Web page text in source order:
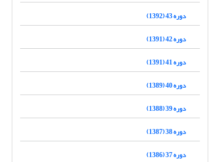
دوره 43 (1392)
دوره 42 (1391)
دوره 41 (1391)
دوره 40 (1389)
دوره 39 (1388)
دوره 38 (1387)
دوره 37 (1386)